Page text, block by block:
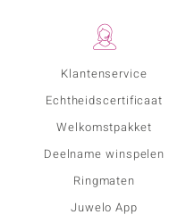
Klantenservice
Echtheidscertificaat
Welkomstpakket
Deelname winspelen
Ringmaten
Juwelo App